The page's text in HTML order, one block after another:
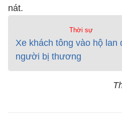
nát.
Thời sự
Xe khách tông vào hộ lan
người bị thương